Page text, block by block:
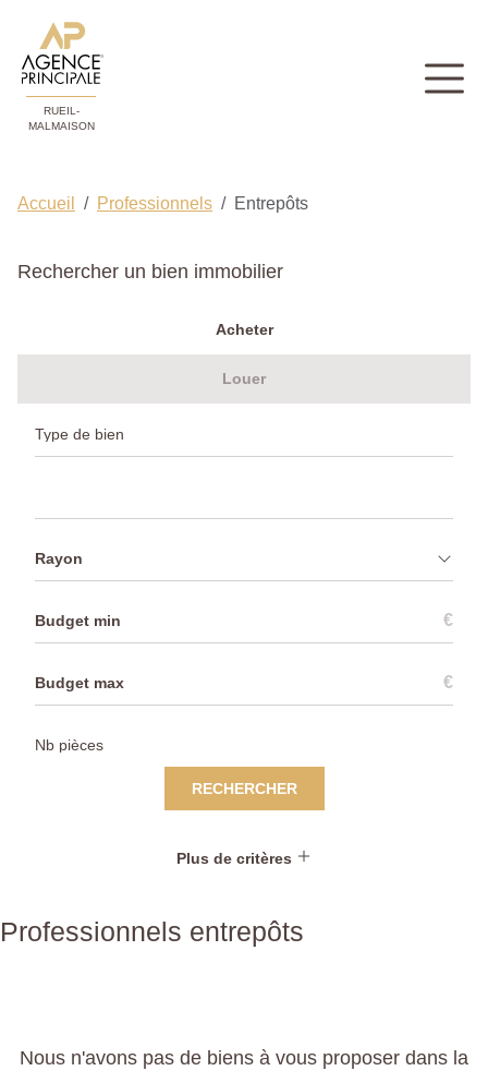
RUEIL-
MALMAISON
Accueil Professionnels Entrepôts
Rechercher un bien immobilier
Acheter
Louer
Rayon
€
€
RECHERCHER
Plus de critères
Professionnels entrepôts
Nous n'avons pas de biens à vous proposer dans la